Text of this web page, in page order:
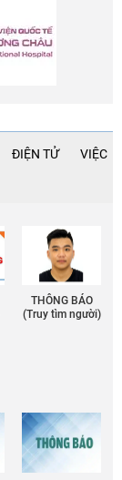
ĐIỆN TỬ VIỆC
THÔNG BÁO
(Truy tìm người)